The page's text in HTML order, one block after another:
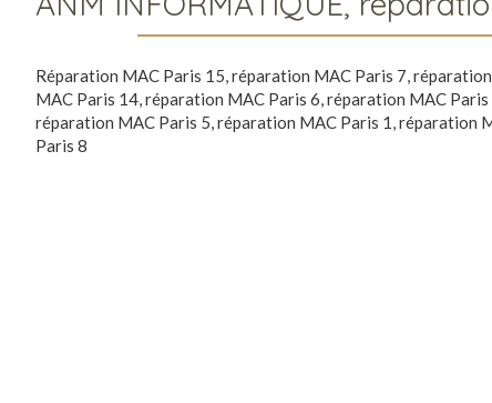
Réparation MAC Paris 15,réparation MAC Paris 7,réparation
MAC Paris 14,réparation MAC Paris 6,réparation MAC Paris
réparation MAC Paris 5,réparation MAC Paris 1,réparation
Paris 8